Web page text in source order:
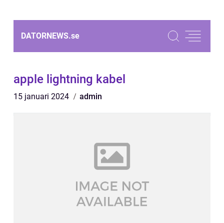
DATORNEWS.se
apple lightning kabel
15 januari 2024 admin